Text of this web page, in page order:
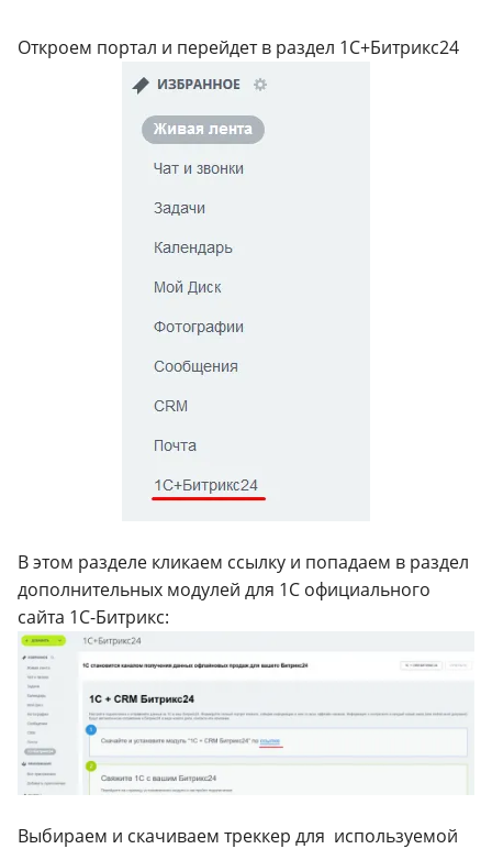
Откроем портал и перейдет в раздел 1С+Битрикс24
В этом разделе кликаем ссылку и попадаем в раздел
дополнительных модулей для 1С официального
сайта 1С-Битрикс:
Выбираем и скачиваем треккер для используемой